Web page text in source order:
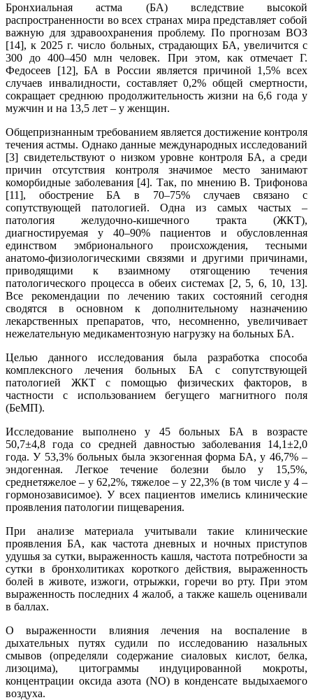
Бронхиальная астма (БА) вследствие высокой
распространенности во всех странах мира представляет собой
важную для здравоохранения проблему. По прогнозам ВОЗ
[14], к 2025 г. число больных, страдающих БА, увеличится с
300 до 400–450 млн человек. При этом, как отмечает Г.
Федосеев [12], БА в России является причиной 1,5% всех
случаев инвалидности, составляет 0,2% общей смертности,
сокращает среднюю продолжительность жизни на 6,6 года у
мужчин и на 13,5 лет – у женщин.
Общепризнанным требованием является достижение контроля
течения астмы. Однако данные международных исследований
[3] свидетельствуют о низком уровне контроля БА, а среди
причин отсутствия контроля значимое место занимают
коморбидные заболевания [4]. Так, по мнению В. Трифонова
[11], обострение БА в 70–75% случаев связано с
сопутствующей патологией. Одна из самых частых –
патология желудочно-кишечного тракта (ЖКТ),
диагностируемая у 40–90% пациентов и обусловленная
единством эмбрионального происхождения, тесными
анатомо-физиологическими связями и другими причинами,
приводящими к взаимному отягощению течения
патологического процесса в обеих системах [2, 5, 6, 10, 13].
Все рекомендации по лечению таких состояний сегодня
сводятся в основном к дополнительному назначению
лекарственных препаратов, что, несомненно, увеличивает
нежелательную медикаментозную нагрузку на больных БА.
Целью данного исследования была разработка способа
комплексного лечения больных БА с сопутствующей
патологией ЖКТ с помощью физических факторов, в
частности с использованием бегущего магнитного поля
(БеМП).
Исследование выполнено у 45 больных БА в возрасте
50,7±4,8 года со средней давностью заболевания 14,1±2,0
года. У 53,3% больных была экзогенная форма БА, у 46,7% –
эндогенная. Легкое течение болезни было у 15,5%,
среднетяжелое – у 62,2%, тяжелое – у 22,3% (в том числе у 4 –
гормонозависимое). У всех пациентов имелись клинические
проявления патологии пищеварения.
При анализе материала учитывали такие клинические
проявления БА, как частота дневных и ночных приступов
удушья за сутки, выраженность кашля, частота потребности за
сутки в бронхолитиках короткого действия, выраженность
болей в животе, изжоги, отрыжки, горечи во рту. При этом
выраженность последних 4 жалоб, а также кашель оценивали
в баллах.
О выраженности влияния лечения на воспаление в
дыхательных путях судили по исследованию назальных
смывов (определяли содержание сиаловых кислот, белка,
лизоцима), цитограммы индуцированной мокроты,
концентрации оксида азота (NO) в конденсате выдыхаемого
воздуха.